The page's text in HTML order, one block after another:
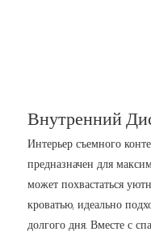
Внутренний
Интерьер съемного
предназначен для
может похвастаться
кроватью, идеально
долгого дня. Вместе с